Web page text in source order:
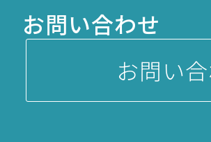
お問い合わせ
お問い